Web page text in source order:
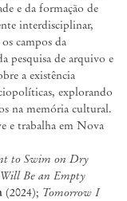
e da formação de
interdisciplinar,
campos da
pesquisa de arquivo e
a existência
explorando
na memória cultural.
e trabalha em Nova
to Swim on Dry
Be an Empty
(2024); Tomorrow I